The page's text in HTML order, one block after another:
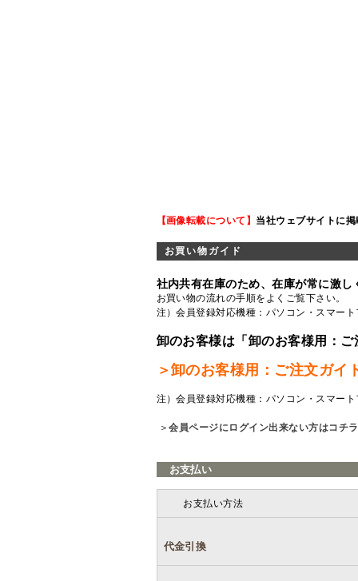
【画像転載について】 当社ウェブサイトに
お買い物ガイド
社内共有在庫のため、在庫が常に激
お買い物の流れの手順をよくご覧下さい。
注）会員登録対応機種：パソコン・スマー
卸のお客様は「卸のお客様用：
＞卸のお客様用：ご注文ガイ
注）会員登録対応機種：パソコン・スマー
＞会員ページにログイン出来ない方はコチラ
お支払い
お支払い方法
代金引換